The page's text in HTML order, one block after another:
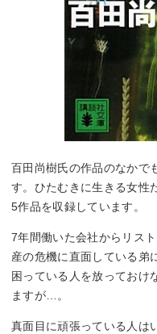
百田尚樹氏の作品のなかで
す。ひたむきに生きる女性
5作品を収録しています。
7年間働いた会社からリス
産の危機に直面している弟
困っている人を放っておけ
ますが…。
真面目に頑張っている人は